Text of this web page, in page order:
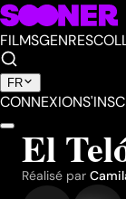
FILMSGENRES
FR
CONNEXION
El
Réalisé par